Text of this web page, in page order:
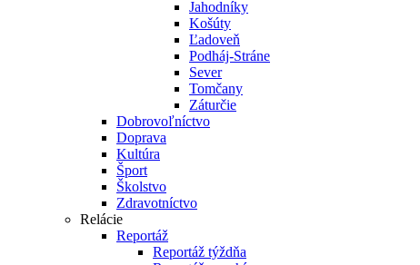
Jahodníky
Košúty
Ľadoveň
Podháj-Stráne
Sever
Tomčany
Záturčie
Dobrovoľníctvo
Doprava
Kultúra
Šport
Školstvo
Zdravotníctvo
Relácie
Reportáž
Reportáž týždňa